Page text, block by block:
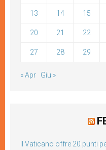
13 14 15
20 21 22
27 28 29
« Apr Giu »
Il Vaticano offre 20 punti